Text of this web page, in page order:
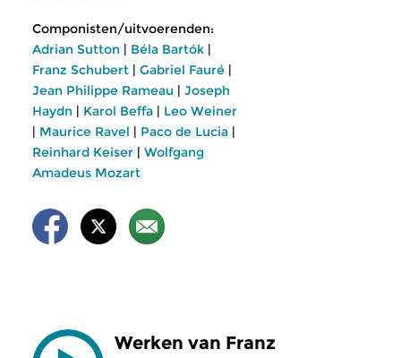
Componisten/uitvoerenden:
Adrian Sutton | Béla Bartók |
Franz Schubert | Gabriel Fauré |
Jean Philippe Rameau | Joseph
Haydn | Karol Beffa | Leo Weiner
| Maurice Ravel | Paco de Lucia |
Reinhard Keiser | Wolfgang
Amadeus Mozart
Werken van Franz